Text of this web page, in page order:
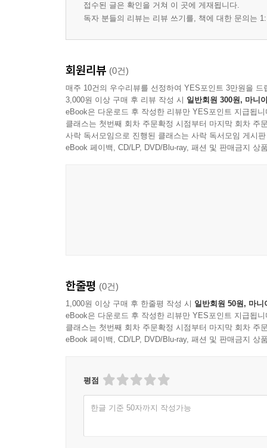
못을 치며 32
계단 밟기 34
제2부 바다와 숟가락
시와 눈보라 41
숨결 42
겨울 화석 43
부화 56
아침, 반가사유상 57
뜨거운 주전자 58
공중화장실 60
제3부 무릎에 대한 변론
접수된 글은 확인을 거쳐 이 곳에 게재됩니다.
독자 분들의 리뷰는 리뷰 쓰기를, 책에 대한 문의는
회원리뷰 (0건)
매주 10건의 우수리뷰를 선정하여 YES포인트 3만원을 드
3,000원 이상 구매 후 리뷰 작성 시 일반회원 300원, 마니
eBook은 다운로드 후 작성한 리뷰만 YES포인트 지급됩니
클래스는 첫번째 회차 주문확정 시점부터 마지막 회차 주
사락 독서모임으로 진행된 클래스는 사락 독서모임 게시
eBook 페이백, CD/LP, DVD/Blu-ray, 패션 및 판매금지 상
한줄평 (0건)
1,000원 이상 구매 후 한줄평 작성 시 일반회원 50원, 마니
eBook은 다운로드 후 작성한 리뷰만 YES포인트 지급됩니
클래스는 첫번째 회차 주문확정 시점부터 마지막 회차 주
eBook 페이백, CD/LP, DVD/Blu-ray, 패션 및 판매금지 상
평점
한글 기준 50자까지 작성가능